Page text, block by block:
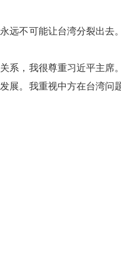
远不可能让台湾分裂出去
系，我很尊重习近平主席
展。我重视中方在台湾问